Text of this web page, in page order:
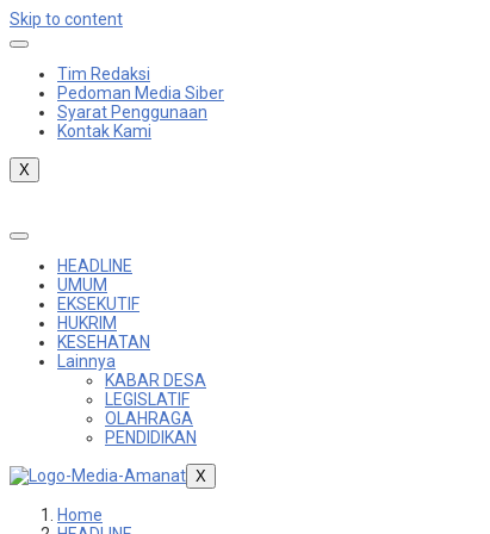
Skip to content
Tim Redaksi
Pedoman Media Siber
Syarat Penggunaan
Kontak Kami
X
HEADLINE
UMUM
EKSEKUTIF
HUKRIM
KESEHATAN
Lainnya
KABAR DESA
LEGISLATIF
OLAHRAGA
PENDIDIKAN
X
Home